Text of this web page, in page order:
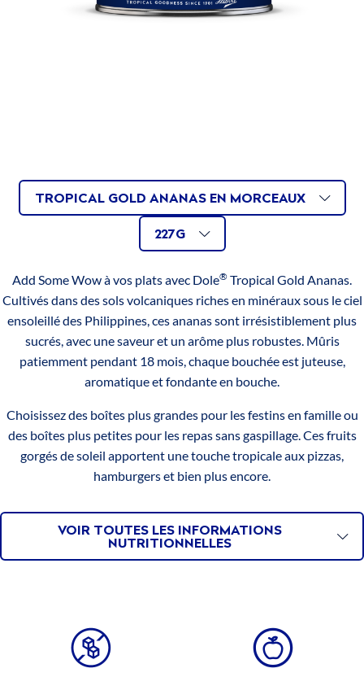
AVAILABLE
VARIATIONS
FRUITS
TROPICAUX
TROPICAL
GOLD
ANANAS
EN
MORCEAUX
GOLD
ANANAS
EN
TROPICAL
Related
TROPICAL GOLD ANANAS EN MORCEAUX
AVAILABLE
SIZES
432g
567g
3
x
567g
Size227G
Add Some Wow à vos plats avec Dole® Tropical Gold Ananas.
Cultivés dans des sols volcaniques riches en minéraux sous le ciel
ensoleillé des Philippines, ces ananas sont irrésistiblement plus
sucrés, avec une saveur et un arôme plus robustes. Mûris
patiemment pendant 18 mois, chaque bouchée est juteuse,
aromatique et fondante en bouche.
Choisissez des boîtes plus grandes pour les festins en famille ou
des boîtes plus petites pour les repas sans gaspillage. Ces fruits
gorgés de soleil apportent une touche tropicale aux pizzas,
hamburgers et bien plus encore.
VOIR TOUTES LES INFORMATIONS
NUTRITIONNELLES
BENEFITS
Glucides (g) 13
INGRÉDIENTS
Ananas**, Jus d’ananas, **Certifié Rainforest Alliance™